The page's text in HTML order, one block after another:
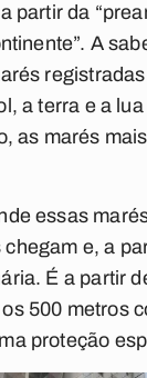
partir da
A
a terra e a
as marés
essas
e, a
É a partir
500 metros
proteção